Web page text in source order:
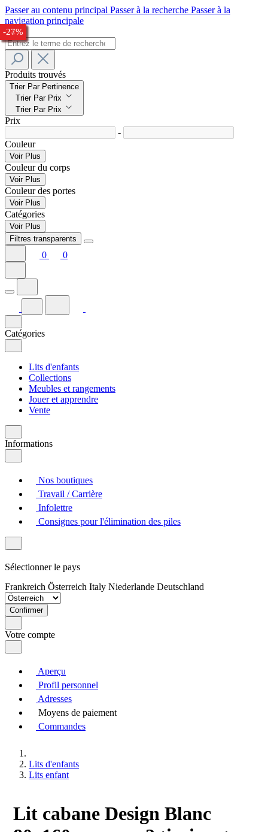
Passer au contenu principal Passer à la recherche Passer à la
navigation principale
Produits trouvés
Trier Par Pertinence
Trier Par Prix
Trier Par Prix
Prix
-
Couleur
Voir Plus
Couleur du corps
Voir Plus
Couleur des portes
Voir Plus
Catégories
Voir Plus
Filtres transparents
0 0
Catégories
Lits d'enfants
Collections
Meubles et rangements
Jouer et apprendre
Vente
Informations
Nos boutiques
Travail / Carrière
Infolettre
Consignes pour l'élimination des piles
Sélectionner le pays
Frankreich Österreich Italy Niederlande Deutschland
Confirmer
Votre compte
Aperçu
Profil personnel
Adresses
Moyens de paiement
Commandes
Lits d'enfants
Lits enfant
Lit cabane Design Blanc
-27%
-22%
-24%
-27%
-26%
-33%
-34%
-24%
-27%